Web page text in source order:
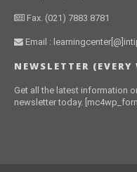
Fax. (021) 7883 8781
Email :
NEWSLETTER (EVERY
Get all the latest information
newsletter today.